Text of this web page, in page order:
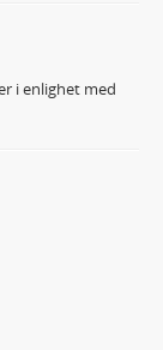
i enlighet med